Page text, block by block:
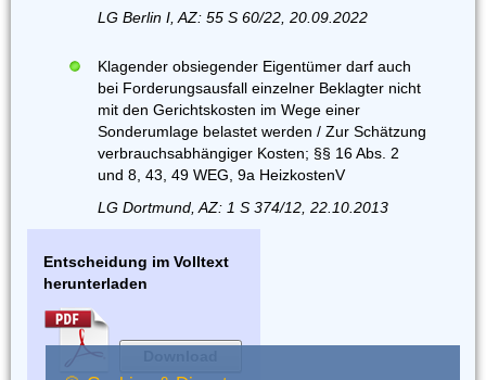
LG Berlin I, AZ: 55 S 60/22, 20.09.2022
Klagender obsiegender Eigentümer darf auch
bei Forderungsausfall einzelner Beklagter nicht
mit den Gerichtskosten im Wege einer
Sonderumlage belastet werden / Zur Schätzung
verbrauchsabhängiger Kosten; §§ 16 Abs. 2
und 8, 43, 49 WEG, 9a HeizkostenV
LG Dortmund, AZ: 1 S 374/12, 22.10.2013
Entscheidung im Volltext
herunterladen